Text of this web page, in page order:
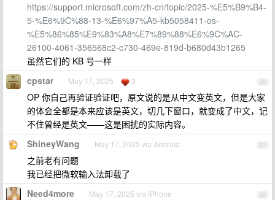
https://support.microsoft.com/zh-cn/topic/2025-%E5%B9%B4-
5-%E6%9C%88-13-%E6%97%A5-kb5058411-os-
%E5%86%85%E9%83%A8%E7%89%88%E6%9C%AC-
26100-4061-356568c2-c730-469e-819d-b680d43b1265
虽然它们的 KB 号一样
20
cpstar May 17, 2025 3
OP 你自己再验证验证吧，原文说的是从中文变英文，但是大家
的体会全都是本来应该是英文，切几下窗口，就变成了中文，记
不住曾经是英文——这是困扰的实际内容。
21
ShineyWang May 17, 2025 via Android
之前老有问题
我已经把微软输入法卸载了
22
Need4more May 17, 2025 via iPhone